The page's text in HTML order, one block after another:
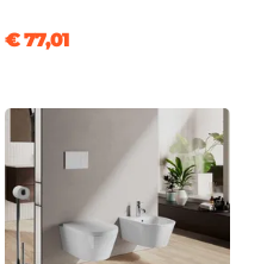
€ 77,01